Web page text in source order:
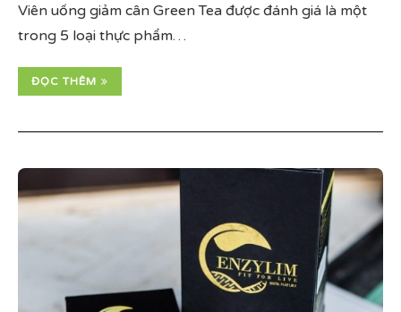
Viên uống giảm cân Green Tea được đánh giá là một
trong 5 loại thực phẩm…
ĐỌC THÊM